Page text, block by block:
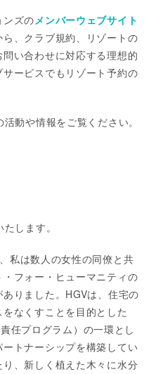
ンズのメンバーウェブサイト
、クラブ規約、リゾートの
い合わせに対応する理想的
ービスでもリゾート予約の
動や情報をご覧ください。
します。
私は数人の女性の同僚と共
フォー・ヒューマニティの
りました。HGVは、住宅の
なくすことを目的とした
任プログラム）の一環とし
トナーシップを構築してい
、新しく植えた木々に水分